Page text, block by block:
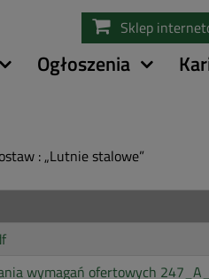
treści
Sklep
Ogłoszenia
: „Lutnie stalowe”
wymagań ofertowych